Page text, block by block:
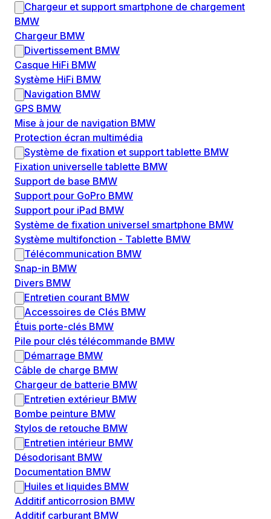
Chargeur et support smartphone de chargement
BMW
Chargeur BMW
Divertissement BMW
Casque HiFi BMW
Système HiFi BMW
Navigation BMW
GPS BMW
Mise à jour de navigation BMW
Protection écran multimédia
Système de fixation et support tablette BMW
Fixation universelle tablette BMW
Support de base BMW
Support pour GoPro BMW
Support pour iPad BMW
Système de fixation universel smartphone BMW
Système multifonction - Tablette BMW
Télécommunication BMW
Snap-in BMW
Divers BMW
Entretien courant BMW
Accessoires de Clés BMW
Étuis porte-clés BMW
Pile pour clés télécommande BMW
Démarrage BMW
Câble de charge BMW
Chargeur de batterie BMW
Entretien extérieur BMW
Bombe peinture BMW
Stylos de retouche BMW
Entretien intérieur BMW
Désodorisant BMW
Documentation BMW
Huiles et liquides BMW
Additif anticorrosion BMW
Additif carburant BMW